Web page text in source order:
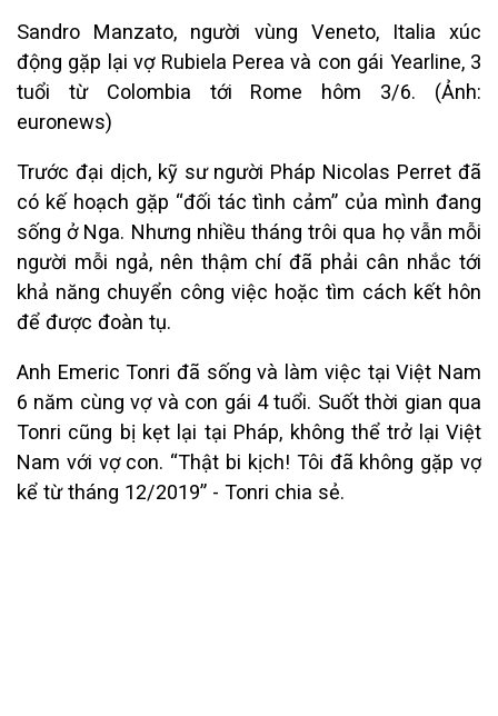
Sandro Manzato, người vùng Veneto, Italia xúc
động gặp lại vợ Rubiela Perea và con gái Yearline, 3
tuổi từ Colombia tới Rome hôm 3/6. (Ảnh:
euronews)
Trước đại dịch, kỹ sư người Pháp Nicolas Perret đã
có kế hoạch gặp “đối tác tình cảm” của mình đang
sống ở Nga. Nhưng nhiều tháng trôi qua họ vẫn mỗi
người mỗi ngả, nên thậm chí đã phải cân nhắc tới
khả năng chuyển công việc hoặc tìm cách kết hôn
để được đoàn tụ.
Anh Emeric Tonri đã sống và làm việc tại Việt Nam
6 năm cùng vợ và con gái 4 tuổi. Suốt thời gian qua
Tonri cũng bị kẹt lại tại Pháp, không thể trở lại Việt
Nam với vợ con. “Thật bi kịch! Tôi đã không gặp vợ
kể từ tháng 12/2019” - Tonri chia sẻ.